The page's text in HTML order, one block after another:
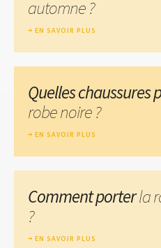
automne ?
EN SAVOIR PLUS
Quelles chaussures
robe noire ?
EN SAVOIR PLUS
Comment porterla
?
EN SAVOIR PLUS